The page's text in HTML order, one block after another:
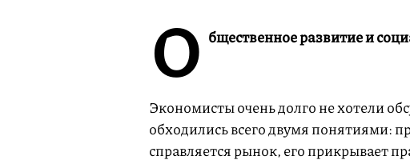
О бщественное развитие и
Экономисты очень долго не хотели
обходились всего двумя понятиями:
справляется рынок, его прикрывает